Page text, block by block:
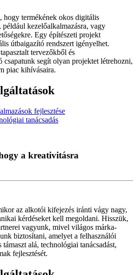
hogy termékének okos digitális
kezelőalkalmazásra, vagy
Egy építészeti projekt
útbaigazító rendszert igényelhet.
tervezőkből és
segít olyan projektet létrehozni,
piac kihívásaira.
fejlesztése
tanácsadás
a kreativitásra
az alkotói kifejezés iránti vágy nagy,
kérdéseket kell megoldani. Hisszük,
vagyunk, mivel világos márka-
biztosítani, amelyet a felhasználói
alá, technológiai tanácsadást,
fejlesztését.